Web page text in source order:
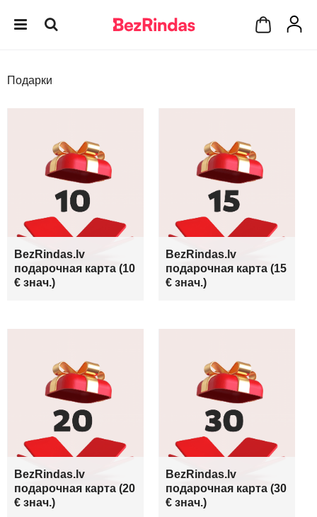
Подарки
BezRindas.lv
подарочная карта (10
€ знач.)
BezRindas.lv
подарочная карта (15
€ знач.)
BezRindas.lv
подарочная карта (20
€ знач.)
BezRindas.lv
подарочная карта (30
€ знач.)